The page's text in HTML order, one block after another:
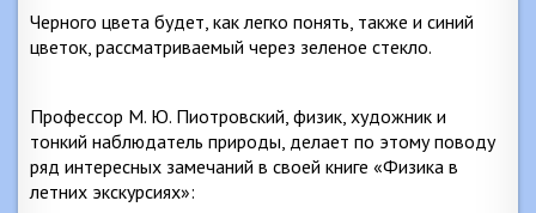
Черного цвета будет, как легко понять, также и синий
цветок, рассматриваемый через зеленое стекло.
Профессор М. Ю. Пиотровский, физик, художник и
тонкий наблюдатель природы, делает по этому поводу
ряд интересных замечаний в своей книге «Физика в
летних экскурсиях»: